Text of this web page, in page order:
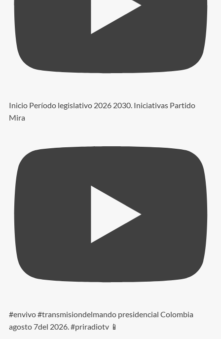
Inicio Período legislativo 2026 2030. Iniciativas Partido
Mira
#envivo #transmisiondelmando presidencial Colombia
agosto 7del 2026. #priradiotv 📱